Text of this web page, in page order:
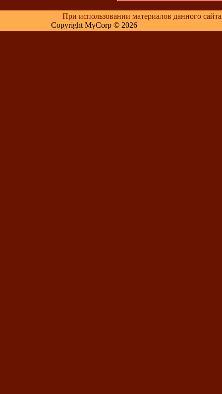
При использовании материалов данного
Copyright MyCorp © 2026